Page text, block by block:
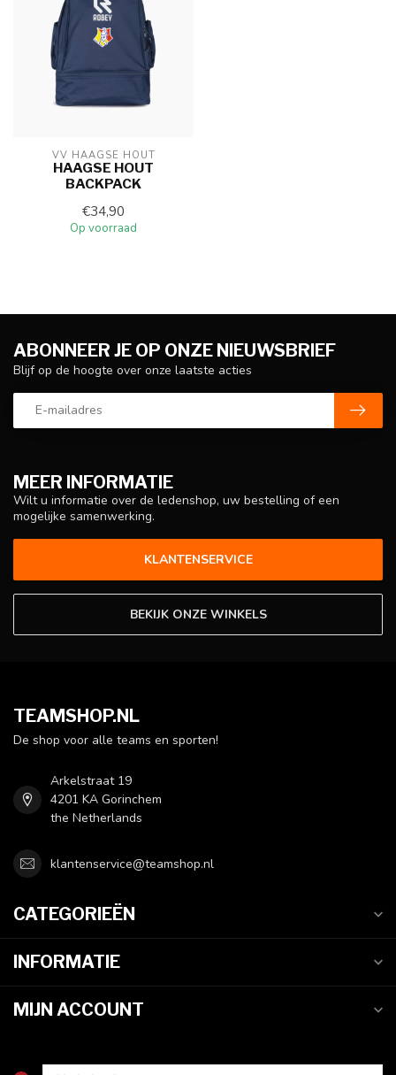
VV HAAGSE HOUT
HAAGSE HOUT
BACKPACK
€34,90
Op voorraad
MEER INFORMATIE
Wilt u informatie over de ledenshop, uw bestelling of een
mogelijke samenwerking.
KLANTENSERVICE
BEKIJK ONZE WINKELS
ABONNEER JE OP ONZE NIEUWSBRIEF
Blijf op de hoogte over onze laatste acties
TEAMSHOP.NL
De shop voor alle teams en sporten!
Arkelstraat 19
4201 KA Gorinchem
the Netherlands
klantenservice@teamshop.nl
CATEGORIEËN
INFORMATIE
MIJN ACCOUNT